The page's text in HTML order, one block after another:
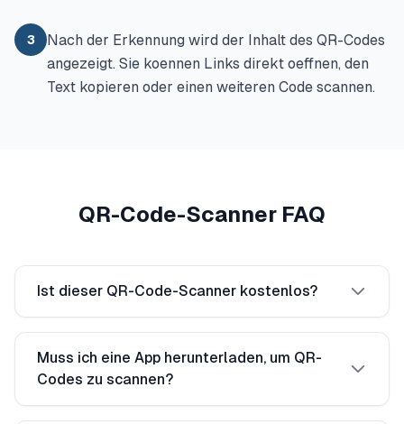
3
Nach der Erkennung wird der Inhalt des QR-Codes
angezeigt. Sie koennen Links direkt oeffnen, den
Text kopieren oder einen weiteren Code scannen.
QR-Code-Scanner FAQ
Ist dieser QR-Code-Scanner kostenlos?
Muss ich eine App herunterladen, um QR-
Codes zu scannen?